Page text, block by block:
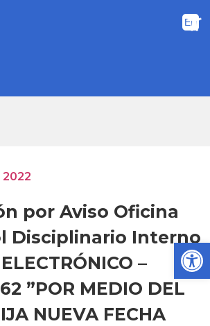
por Aviso Oficina
Disciplinario Interno
–
”POR MEDIO DEL
NUEVA FECHA